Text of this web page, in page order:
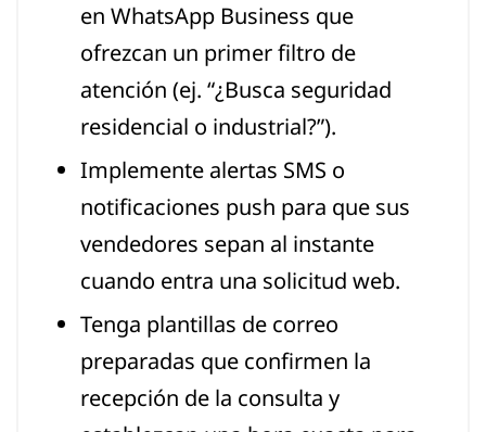
en WhatsApp Business que
ofrezcan un primer filtro de
atención (ej. “¿Busca seguridad
residencial o industrial?”).
Implemente alertas SMS o
notificaciones push para que sus
vendedores sepan al instante
cuando entra una solicitud web.
Tenga plantillas de correo
preparadas que confirmen la
recepción de la consulta y